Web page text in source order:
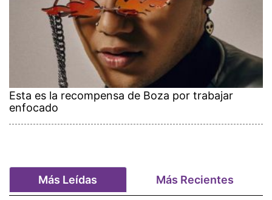
Esta es la recompensa de Boza por trabajar
enfocado
Más Leídas Más Recientes